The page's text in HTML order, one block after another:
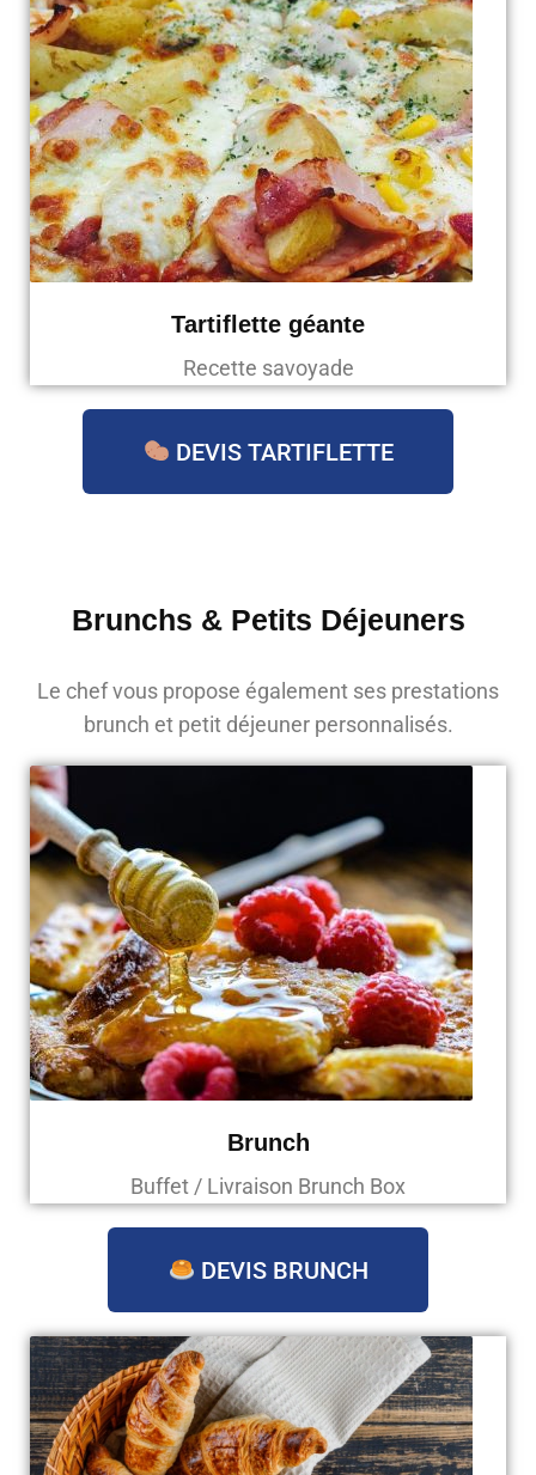
Tartiflette géante
Recette savoyade
DEVIS TARTIFLETTE
Brunchs & Petits Déjeuners
Le chef vous propose également ses prestations
brunch et petit déjeuner personnalisés.
Brunch
Buffet / Livraison Brunch Box
DEVIS BRUNCH